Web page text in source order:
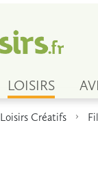
LOISIRS
Loisirs Créatifs